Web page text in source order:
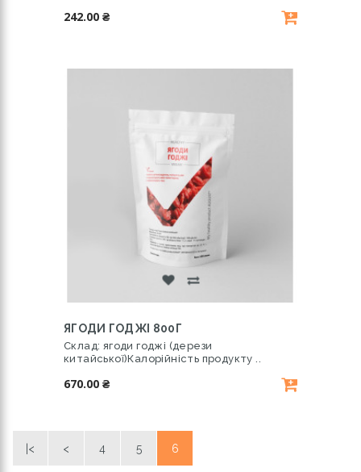
242.00 ₴
ЯГОДИ ГОДЖІ 800Г
Склад: ягоди годжі (дерези
китайської)Калорійність продукту ..
670.00 ₴
|< < 4 5 6